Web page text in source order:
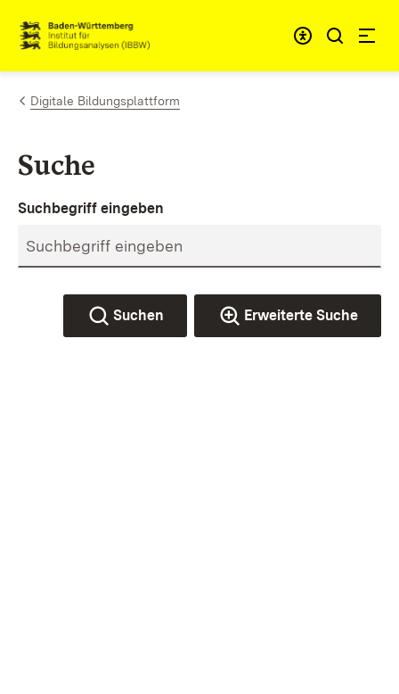
Zum Inhalt springen
Link zur Startseite
Digitale Bildungsplattform
Suche
Suchbegriff eingeben
Suchen Erweiterte Suche